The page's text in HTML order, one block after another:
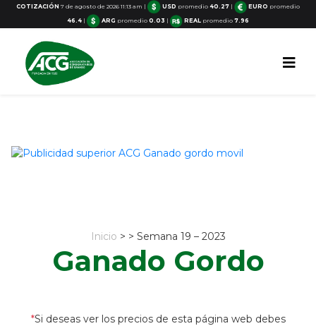
COTIZACIÓN 7 de agosto de 2026 11:13 am | USD promedio40.27 | EURO promedio
46.4 | ARG promedio0.03 | REAL promedio7.96
Inicio > > Semana 19 – 2023
Ganado Gordo
*Si deseas ver los precios de esta página web debes